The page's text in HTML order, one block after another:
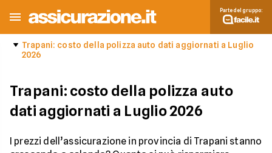
Parte del gruppo:
Trapani: costo della polizza auto dati aggiornati a Luglio
2026
Trapani: costo della polizza auto
dati aggiornati a Luglio 2026
I prezzi dell’assicurazione in provincia di Trapani stanno